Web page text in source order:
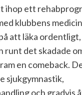
ihop ett
klubbens
att läka
runt det skadade
en comeback.
sjukgymnastik,
och gradvis